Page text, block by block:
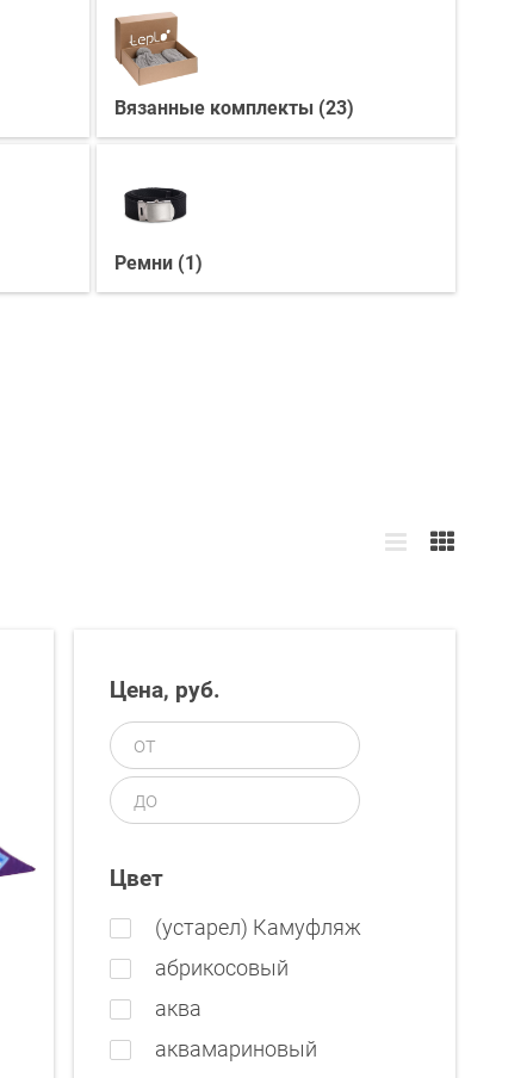
Вязанные комплекты (23)
Ремни (1)
Цена, руб.
Цвет
(устарел) Камуфляж
абрикосовый
аква
аквамариновый